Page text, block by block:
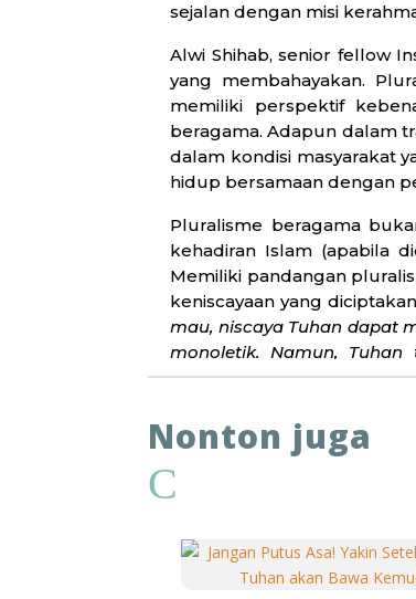
sejalan dengan misi
Alwi Shihab, senior fellow
yang membahayakan.
memiliki perspektif
beragama. Adapun dalam
dalam kondisi masyarakat
hidup bersamaan dengan
Pluralisme beragama
kehadiran Islam (apabila
Memiliki pandangan
keniscayaan yang
mau, niscaya Tuhan dapat
monoletik. Namun, Tuhan
keberagaman lainnya,
bukan lantas menjadi
syariat Islam.
Alwi Shihab memberikan
harus mampu
senantiasa berusaha
Nonton juga
C